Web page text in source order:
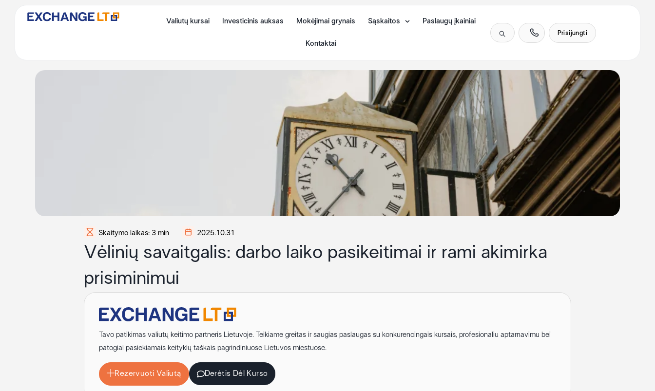
Valiutų kursai Investicinis auksas Mokėjimai grynais Sąskaitos Paslaugų įkainiai
Kontaktai
Prisijungti
Skaitymo laikas: 3 min 2025.10.31
Vėlinių savaitgalis: darbo laiko pasikeitimai ir rami akimirka
prisiminimui
Tavo patikimas valiutų keitimo partneris Lietuvoje. Teikiame greitas ir saugias paslaugas su konkurencingais kursais, profesionaliu aptarnavimu bei
patogiai pasiekiamais keityklų taškais pagrindiniuose Lietuvos miestuose.
Rezervuoti Valiutą Derėtis Dėl Kurso